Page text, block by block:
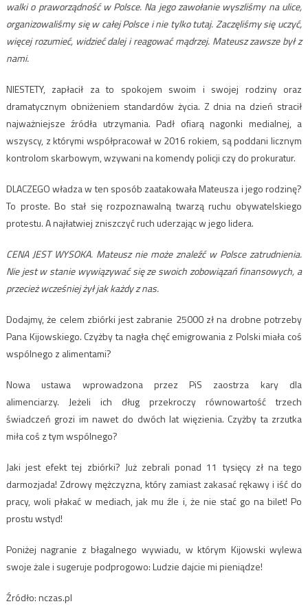
walki o praworządność w Polsce. Na jego zawołanie wyszliśmy na ulice,
organizowaliśmy się w całej Polsce i nie tylko tutaj. Zaczęliśmy się uczyć,
więcej rozumieć, widzieć dalej i reagować mądrzej. Mateusz zawsze był z
nami.
NIESTETY, zapłacił za to spokojem swoim i swojej rodziny oraz
dramatycznym obniżeniem standardów życia. Z dnia na dzień stracił
najważniejsze źródła utrzymania. Padł ofiarą nagonki medialnej, a
wszyscy, z którymi współpracował w 2016 rokiem, są poddani licznym
kontrolom skarbowym, wzywani na komendy policji czy do prokuratur.
DLACZEGO władza w ten sposób zaatakowała Mateusza i jego rodzinę?
To proste. Bo stał się rozpoznawalną twarzą ruchu obywatelskiego
protestu. A najłatwiej zniszczyć ruch uderzając w jego lidera.
CENA JEST WYSOKA. Mateusz nie może znaleźć w Polsce zatrudnienia.
Nie jest w stanie wywiązywać się ze swoich zobowiązań finansowych, a
przecież wcześniej żył jak każdy z nas.
Dodajmy, że celem zbiórki jest zabranie 25000 zł na drobne potrzeby
Pana Kijowskiego. Czyżby ta nagła chęć emigrowania z Polski miała coś
wspólnego z alimentami?
Nowa ustawa wprowadzona przez PiS zaostrza kary dla
alimenciarzy. Jeżeli ich dług przekroczy równowartość trzech
świadczeń grozi im nawet do dwóch lat więzienia. Czyżby ta zrzutka
miła coś z tym wspólnego?
Jaki jest efekt tej zbiórki? Już zebrali ponad 11 tysięcy zł na tego
darmozjada! Zdrowy mężczyzna, który zamiast zakasać rękawy i iść do
pracy, woli płakać w mediach, jak mu źle i, że nie stać go na bilet! Po
prostu wstyd!
Poniżej nagranie z błagalnego wywiadu, w którym Kijowski wylewa
swoje żale i sugeruje podprogowo: Ludzie dajcie mi pieniądze!
Źródło: nczas.pl